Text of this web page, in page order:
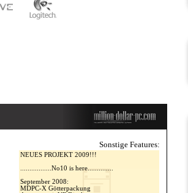
Sonstige Features: